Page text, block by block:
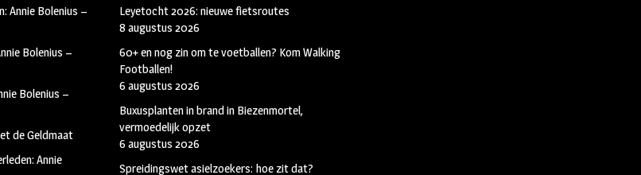
Annie Bolenius –
Bolenius –
Bolenius –
de Geldmaat
Annie
Leyetocht 2026: nieuwe fietsroutes
8 augustus 2026
60+ en nog zin om te voetballen? Kom Walking
Footballen!
6 augustus 2026
Buxusplanten in brand in Biezenmortel,
vermoedelijk opzet
6 augustus 2026
Spreidingswet asielzoekers: hoe zit dat?